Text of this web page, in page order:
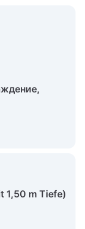
1,50 m Tiefe)